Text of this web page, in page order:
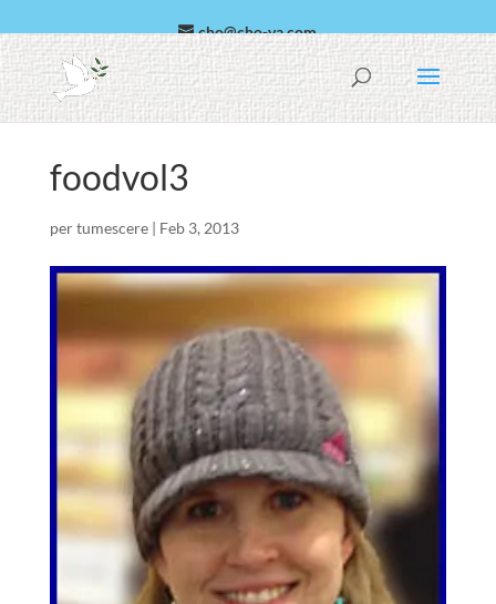
cho@cho-va.com
Arabica
español
foodvol3
pertumescere| Feb 3, 2013